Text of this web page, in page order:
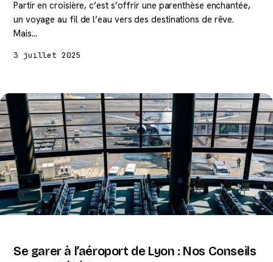
Partir en croisière, c’est s’offrir une parenthèse enchantée,
un voyage au fil de l’eau vers des destinations de rêve.
Mais…
3 juillet 2025
Se garer à l’aéroport de Lyon : Nos Conseils